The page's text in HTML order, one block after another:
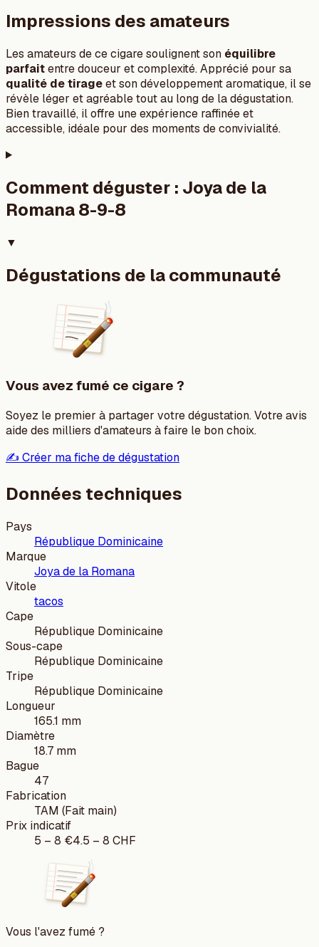
Impressions des amateurs
Les amateurs de ce cigare soulignent son équilibre
parfaitentre douceur et complexité. Apprécié pour sa
qualité de tirageet son développement aromatique, il se
révèle léger et agréable tout au long de la dégustation.
Bien travaillé, il offre une expérience raffinée et
accessible, idéale pour des moments de convivialité.
Comment déguster : Joya de la
Romana 8-9-8
▼
Dégustations de la communauté
Vous avez fumé ce cigare ?
Soyez le premier à partager votre dégustation. Votre avis
aide des milliers d'amateurs à faire le bon choix.
✍️ Créer ma fiche de dégustation
Données techniques
Pays
République Dominicaine
Marque
Joya de la Romana
Vitole
tacos
Cape
République Dominicaine
Sous-cape
République Dominicaine
Tripe
République Dominicaine
Longueur
165.1 mm
Diamètre
18.7 mm
Bague
47
Fabrication
TAM (Fait main)
Prix indicatif
5 – 8 €4.5 – 8 CHF
Vous l'avez fumé ?